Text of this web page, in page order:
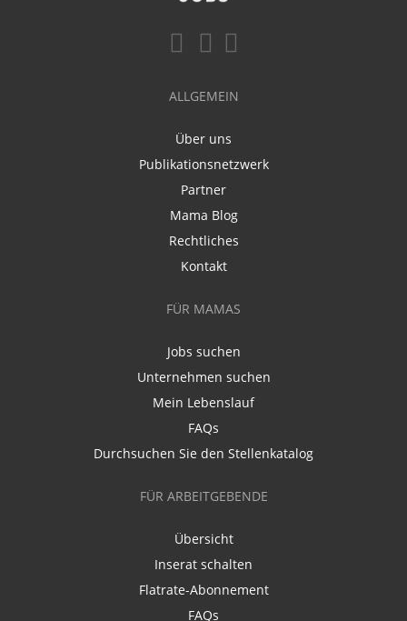
ALLGEMEIN
Über uns
Publikationsnetzwerk
Partner
Mama Blog
Rechtliches
Kontakt
FÜR MAMAS
Jobs suchen
Unternehmen suchen
Mein Lebenslauf
FAQs
Durchsuchen Sie den Stellenkatalog
FÜR ARBEITGEBENDE
Übersicht
Inserat schalten
Flatrate-Abonnement
FAQs